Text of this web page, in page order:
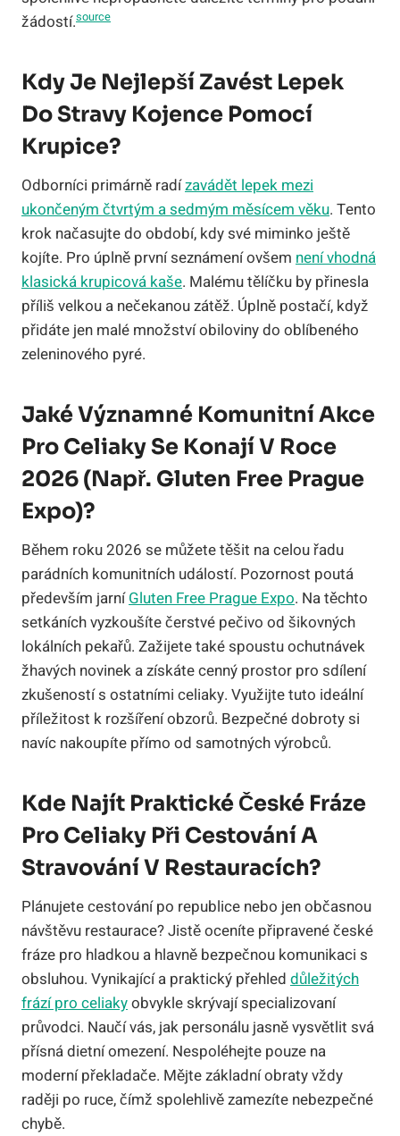
žádostí.source
Kdy Je Nejlepší Zavést Lepek
Do Stravy Kojence Pomocí
Krupice?
Odborníci primárně radízavádět lepek mezi
ukončeným čtvrtým a sedmým měsícem věku. Tento
krok načasujte do období, kdy své miminko ještě
kojíte. Pro úplně první seznámení ovšem není vhodná
klasická krupicová kaše. Malému tělíčku by přinesla
příliš velkou a nečekanou zátěž. Úplně postačí, když
přidáte jen malé množství obiloviny do oblíbeného
zeleninového pyré.
Jaké Významné Komunitní Akce
Pro Celiaky Se Konají V Roce
2026 (např. Gluten Free Prague
Expo)?
Během roku 2026 se můžete těšit na celou řadu
parádních komunitních událostí. Pozornost poutá
především jarníGluten Free Prague Expo. Na těchto
setkáních vyzkoušíte čerstvé pečivo od šikovných
lokálních pekařů. Zažijete také spoustu ochutnávek
žhavých novinek a získáte cenný prostor pro sdílení
zkušeností s ostatními celiaky. Využijte tuto ideální
příležitost k rozšíření obzorů. Bezpečné dobroty si
navíc nakoupíte přímo od samotných výrobců.
Kde Najít Praktické České Fráze
Pro Celiaky Při Cestování A
Stravování V Restauracích?
Plánujete cestování po republice nebo jen občasnou
návštěvu restaurace? Jistě oceníte připravené české
fráze pro hladkou a hlavně bezpečnou komunikaci s
obsluhou. Vynikající a praktický přehled důležitých
frází pro celiakyobvykle skrývají specializovaní
průvodci. Naučí vás, jak personálu jasně vysvětlit svá
přísná dietní omezení. Nespoléhejte pouze na
moderní překladače. Mějte základní obraty vždy
raději po ruce, čímž spolehlivě zamezíte nebezpečné
chybě.